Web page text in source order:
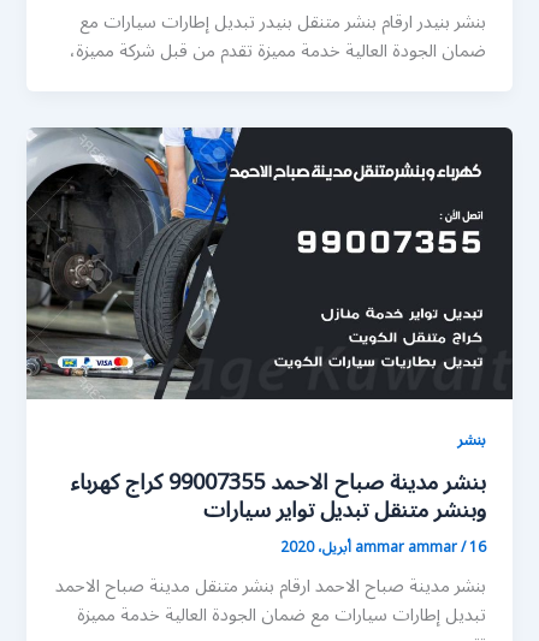
بنشر بنيدر ارقام بنشر متنقل بنيدر تبديل إطارات سيارات مع
ضمان الجودة العالية خدمة مميزة تقدم من قبل شركة مميزة،
بنشر
بنشر مدينة صباح الاحمد 99007355 كراج كهرباء
وبنشر متنقل تبديل تواير سيارات
ammar ammar/16 أبريل، 2020
بنشر مدينة صباح الاحمد ارقام بنشر متنقل مدينة صباح الاحمد
تبديل إطارات سيارات مع ضمان الجودة العالية خدمة مميزة